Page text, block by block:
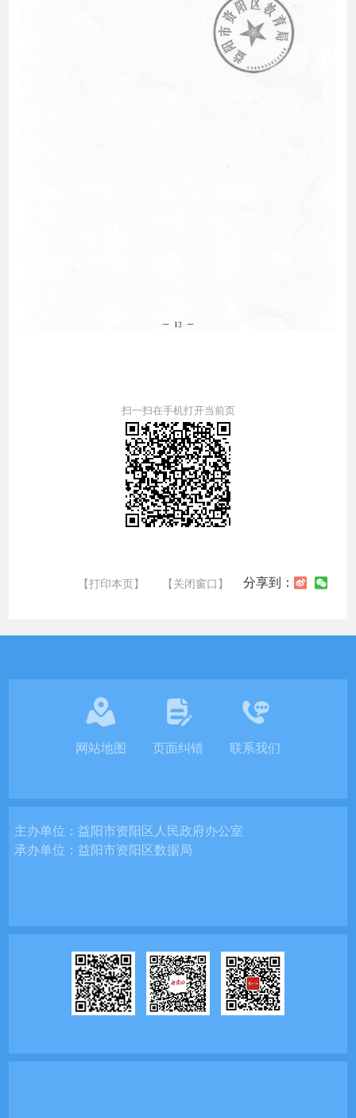
扫一扫在手机打开当前页
【打印本页】 【关闭窗口】 分享到：
网站地图 页面纠错 联系我们
主办单位：益阳市资阳区人民政府办公室
承办单位：益阳市资阳区数据局